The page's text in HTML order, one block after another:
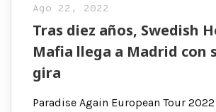
Ago 22, 2022
Tras diez años, Swedish
Mafia llega a Madrid con
gira
Paradise Again European Tour